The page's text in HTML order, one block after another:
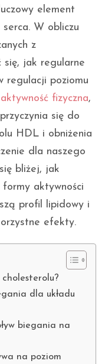
element
W obliczu
z
się, jak regularne
regulacji poziomu
aktywność fizyczna,
się do
HDL i obniżenia
dla naszego
bliżej, jak
aktywności
profil lipidowy i
efekty.
dla układu
biegania na
na poziom